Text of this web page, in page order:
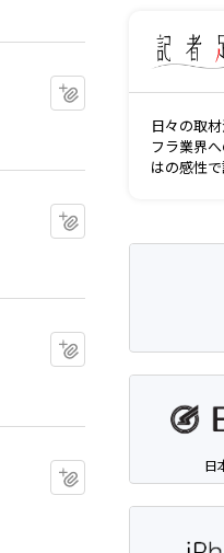
日々の取
フラ業界
はの感性で
日